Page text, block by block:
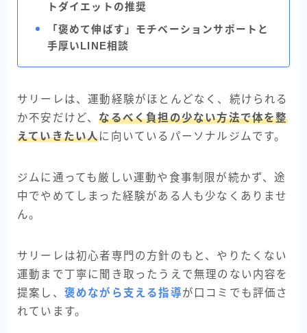
トダイエットの推奨
「褒めて伸ばす」モチベーションサポートと
手厚いLINE相談
サリーレは、運動経験がほとんどなく、続けられる
か不安だけど、なるべく負担の少ない方法で体を整
えていきたい人に向いているパーソナルジムです。
ジムに通っても厳しい運動や食事制限が続かず、途
中でやめてしまった経験がある人も少なくありませ
ん。
サリーレは初心者専門の方針のもと、やりたくない
運動まで丁寧に聞き取ったうえで無理のない内容を
提案し、 褒めながら支える指導が口コミでも評価さ
れています。